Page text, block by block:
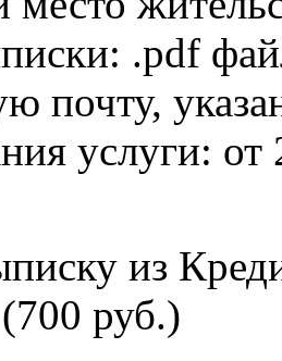
.pdf
почту,
услуги: от
из
руб.)